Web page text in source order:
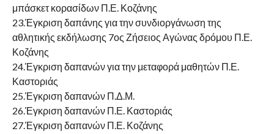
μπάσκετ κορασίδων Π.Ε. Κοζάνης
23.Έγκριση δαπάνης για την συνδιοργάνωση της
αθλητικής εκδήλωσης 7ος Ζήσειος Αγώνας δρόμου Π.Ε.
Κοζάνης
24.Έγκριση δαπανών για την μεταφορά μαθητών Π.Ε.
Καστοριάς
25.Έγκριση δαπανών Π.Δ.Μ.
26.Έγκριση δαπανών Π.Ε. Καστοριάς
27.Έγκριση δαπανών Π.Ε. Κοζάνης